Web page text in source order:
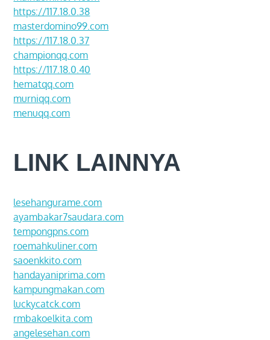
https://117.18.0.38
masterdomino99.com
https://117.18.0.37
championqq.com
https://117.18.0.40
hematqq.com
murniqq.com
menuqq.com
LINK LAINNYA
lesehangurame.com
ayambakar7saudara.com
tempongpns.com
roemahkuliner.com
saoenkkito.com
handayaniprima.com
kampungmakan.com
luckycatck.com
rmbakoelkita.com
angelesehan.com